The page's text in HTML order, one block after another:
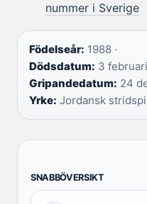
nummer i Sverige
Födelseår: 1988 ·
Dödsdatum: 3 februari
Gripandedatum: 24
Yrke: Jordansk
SNABBÖVERSIKT